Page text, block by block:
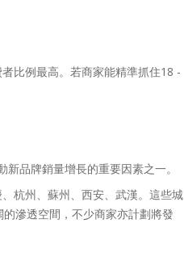
比例最高。若商家能精準抓住18 -
品牌銷量增長的重要因素之一。
杭州、蘇州、西安、武漢。這些城
滲透空間，不少商家亦計劃將發